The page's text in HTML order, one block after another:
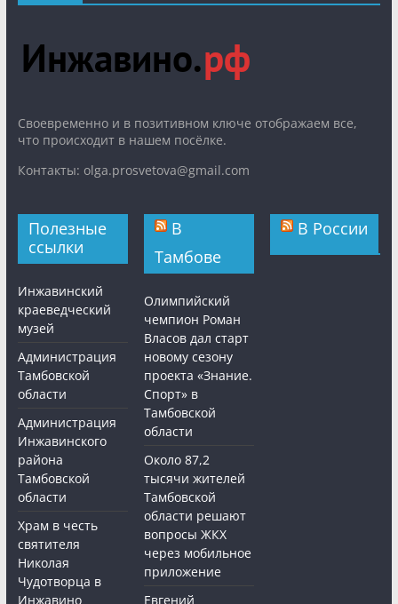
Cвоевременно и в позитивном ключе отображаем все,
что происходит в нашем посёлке.
Контакты: olga.prosvetova@gmail.com
Полезные
ссылки
Инжавинский
краеведческий
музей
Администрация
Тамбовской
области
Администрация
Инжавинского
района
Тамбовской
области
Храм в честь
святителя
Николая
Чудотворца в
Инжавино
В
Тамбове
Олимпийский
чемпион Роман
Власов дал старт
новому сезону
проекта «Знание.
Спорт» в
Тамбовской
области
Около 87,2
тысячи жителей
Тамбовской
области решают
вопросы ЖКХ
через мобильное
приложение
Евгений
В России